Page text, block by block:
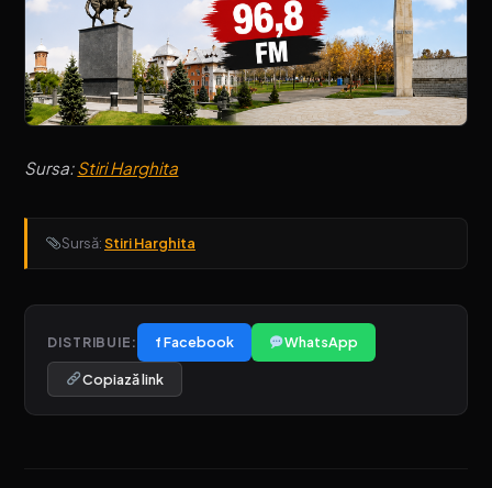
Sursa:Stiri Harghita
Sursă:Stiri Harghita
DISTRIBUIE: f Facebook WhatsApp
Copiază link